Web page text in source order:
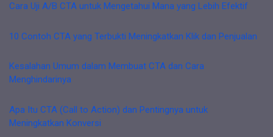
Cara Uji A/B CTA untuk Mengetahui Mana yang Lebih Efektif
10 Contoh CTA yang Terbukti Meningkatkan Klik dan Penjualan
Kesalahan Umum dalam Membuat CTA dan Cara
Menghindarinya
Apa Itu CTA (Call to Action) dan Pentingnya untuk
Meningkatkan Konversi